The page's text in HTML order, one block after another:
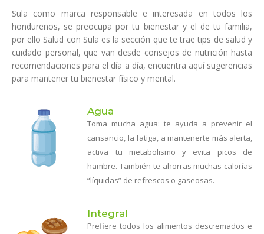
Sula como marca responsable e interesada en todos los
hondureños, se preocupa por tu bienestar y el de tu familia,
por ello Salud con Sula es la sección que te trae tips de salud y
cuidado personal, que van desde consejos de nutrición hasta
recomendaciones para el día a día, encuentra aquí sugerencias
para mantener tu bienestar físico y mental.
Agua
Toma mucha agua: te ayuda a prevenir el
cansancio, la fatiga, a mantenerte más alerta,
activa tu metabolismo y evita picos de
hambre. También te ahorras muchas calorías
“líquidas” de refrescos o gaseosas.
Integral
Prefiere todos los alimentos descremados e